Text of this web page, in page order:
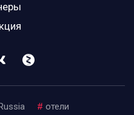
# отели